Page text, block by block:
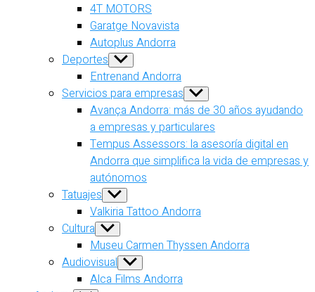
4T MOTORS
Garatge Novavista
Autoplus Andorra
Deportes Show
sub
menu
Entrenand Andorra
Servicios para empresas Show
sub
menu
Avança Andorra: más de 30 años ayudando
a empresas y particulares
Tempus Assessors: la asesoría digital en
Andorra que simplifica la vida de empresas y
autónomos
Tatuajes Show
sub
menu
Valkiria Tattoo Andorra
Cultura Show
sub
menu
Museu Carmen Thyssen Andorra
Audiovisual Show
sub
menu
Alca Films Andorra